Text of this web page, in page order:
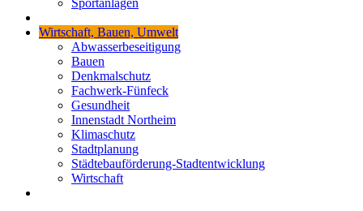
Sportanlagen
Wirtschaft, Bauen, Umwelt
Abwasserbeseitigung
Bauen
Denkmalschutz
Fachwerk-Fünfeck
Gesundheit
Innenstadt Northeim
Klimaschutz
Stadtplanung
Städtebauförderung-Stadtentwicklung
Wirtschaft